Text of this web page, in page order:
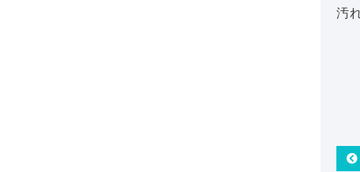
汚